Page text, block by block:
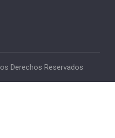
Derechos Reservados